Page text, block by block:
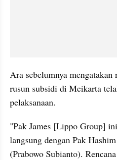
Ara sebelumnya mengatakan
rusun subsidi di Meikarta
pelaksanaan.
"Pak James [Lippo Group]
langsung dengan Pak
(Prabowo Subianto).